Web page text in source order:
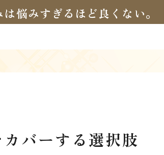
悩みすぎるほど良くない。
バーする選択肢